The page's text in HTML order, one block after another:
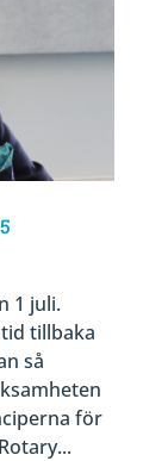
1 juli.
tillbaka
så
för